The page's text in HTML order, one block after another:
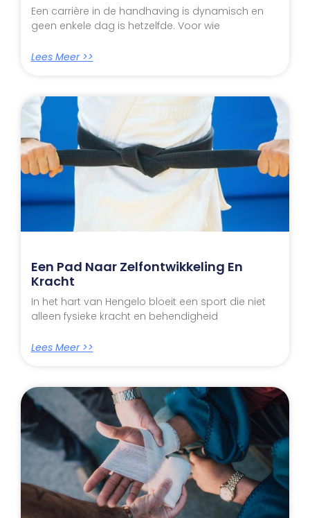
Een carrière in de handhaving is dynamisch en
geen enkele dag is hetzelfde. Voor wie
Lees Meer >>
Een Pad Naar Zelfontwikkeling En
Kracht
In het hart van Hengelo bloeit een sport die niet
alleen fysieke kracht en behendigheid
Lees Meer >>